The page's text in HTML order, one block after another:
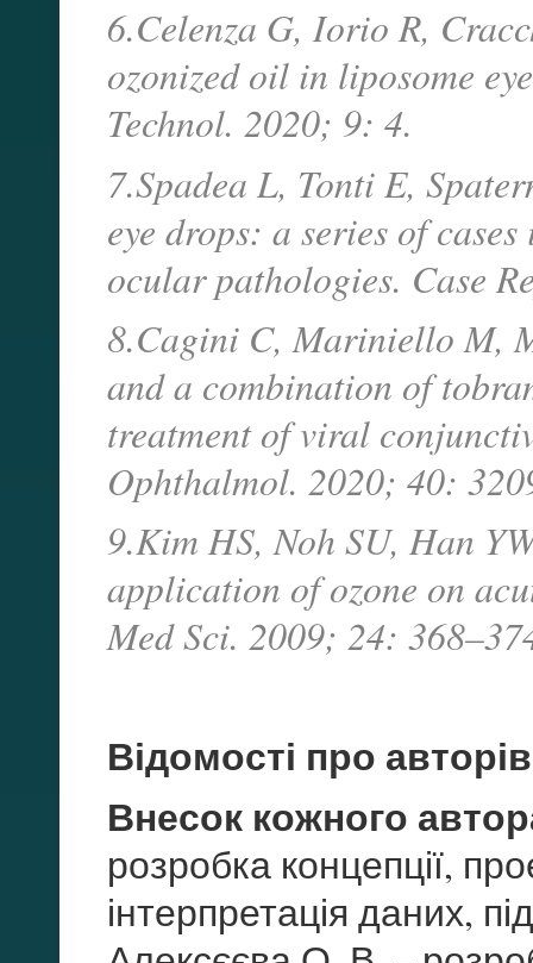
6.Celenza G, Iorio R,
ozonized oil in liposome
Technol. 2020; 9: 4.
7.Spadea L, Tonti E,
eye drops: a series of
ocular pathologies. Case
8.Cagini C, Mariniello M,
and a combination of
treatment of viral
Ophthalmol. 2020; 40:
9.Kim HS, Noh SU, Han
application of ozone on
Med Sci. 2009; 24:
Відомості про
Внесок кожного
розробка концепції,
інтерпретація даних,